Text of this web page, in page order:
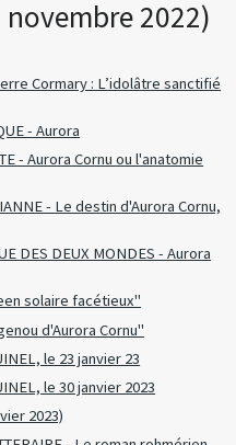
novembre 2022)
Cormary : L’idolâtre sanctifié
- Aurora
- Aurora Cornu ou l'anatomie
- Le destin d'Aurora Cornu,
DES DEUX MONDES - Aurora
solaire facétieux"
d'Aurora Cornu"
le 23 janvier 23
le 30 janvier 2023
2023)